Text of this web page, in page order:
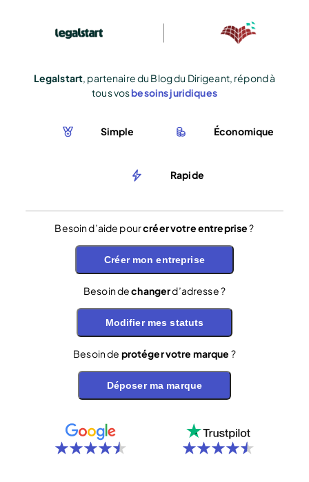
Legalstart, partenaire du Blog du Dirigeant, répond à
tous vosbesoins juridiques
Simple Économique
Rapide
Besoin d’aide pourcréer votre entreprise?
Créer mon entreprise
Besoin dechangerd’adresse ?
Modifier mes statuts
Besoin de protéger votre marque ?
Déposer ma marque